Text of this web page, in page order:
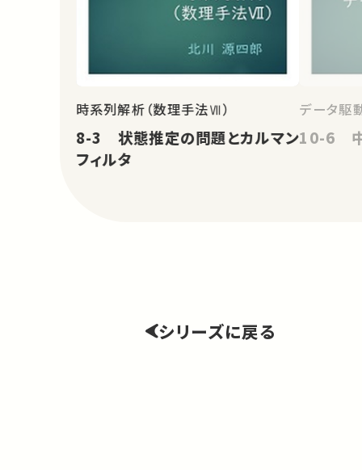
時系列解析（数理手法Ⅶ）
8-3 状態推定の問題とカルマン
フィルタ
データ駆
10-6
シリーズに戻る